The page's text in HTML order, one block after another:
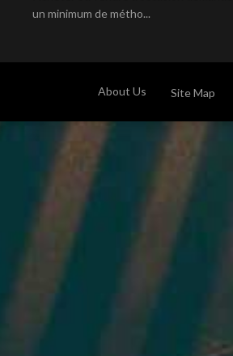
un minimum de métho...
About Us Site Map